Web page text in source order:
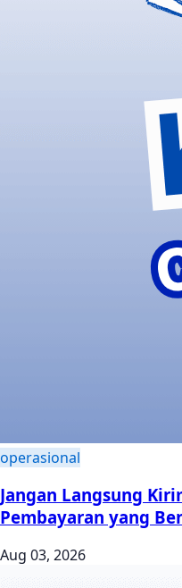
operasional
Jangan Langsung
Pembayaran yang
Aug 03, 2026